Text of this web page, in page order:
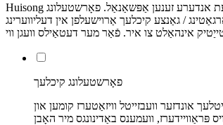
Huisong ניצט קיכלעך און ענלעך טעקנאַלאַדזשיז צו פֿאַרבעסערן און קאַסטאַמייז דיין דערפאַרונג ווי אַ קונה. זיכער קיכלעך זענען יקערדיק פֿאַר די אָפּעראַציע פון ​​די וועבזייטל, בשעת אנדערע זענען אַפּשאַנאַל. פאָרשטעלונג
/ גאַנצע קיכלעך אַרוישעלפן אין דעליווערינג
פאָרשטעלונג קיכלעך
אונדזער וועבזייטל וויזאַטערז קומען און
פּראַוויידערז, וועמענס באַדינונגס מיר האָבן